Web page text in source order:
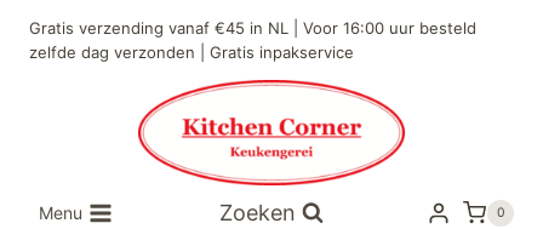
naar
Gratis verzending vanaf €45 in NL | Voor 16:00 uur besteld
zelfde dag verzonden | Gratis inpakservice
Menu Zoeken 0